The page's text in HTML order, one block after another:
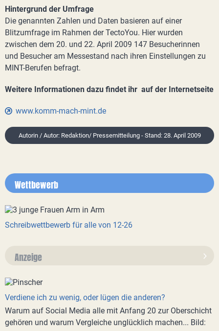
Hintergrund der Umfrage
Die genannten Zahlen und Daten basieren auf einer
Blitzumfrage im Rahmen der TectoYou. Hier wurden
zwischen dem 20. und 22. April 2009 147 Besucherinnen
und Besucher am Messestand nach ihren Einstellungen zu
MINT-Berufen befragt.
Weitere Informationen dazu findet ihr auf der Internetseite
www.komm-mach-mint.de
Autorin / Autor: Redaktion/ Pressemitteilung - Stand: 28. April 2009
Wettbewerb
Schreibwettbewerb für alle von 12-26
Anzeige
Verdiene ich zu wenig, oder lügen die anderen?
Warum auf Social Media alle mit Anfang 20 zur Oberschicht
gehören und warum Vergleiche unglücklich machen... Bild: